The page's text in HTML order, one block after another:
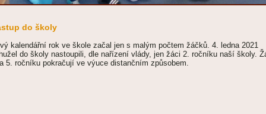
do školy
kalendářní rok ve škole začal jen s malým počtem žáčků. 4. ledna 2021
do školy nastoupili, dle nařízení vlády, jen žáci 2. ročníku naší školy.
5. ročníku pokračují ve výuce distančním způsobem.